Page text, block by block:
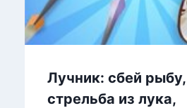
Лучник: сбей рыбу,
стрельба из лука,